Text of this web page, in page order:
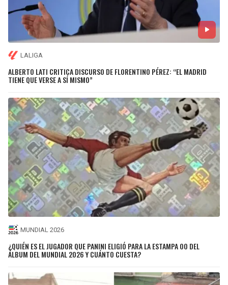
LALIGA
ALBERTO LATI CRITICA DISCURSO DE FLORENTINO PÉREZ: “EL MADRID
TIENE QUE VERSE A SÍ MISMO”
MUNDIAL 2026
¿QUIÉN ES EL JUGADOR QUE PANINI ELIGIÓ PARA LA ESTAMPA 00 DEL
ÁLBUM DEL MUNDIAL 2026 Y CUÁNTO CUESTA?